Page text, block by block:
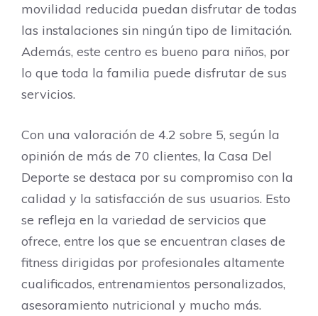
movilidad reducida puedan disfrutar de todas
las instalaciones sin ningún tipo de limitación.
Además, este centro es bueno para niños, por
lo que toda la familia puede disfrutar de sus
servicios.
Con una valoración de 4.2 sobre 5, según la
opinión de más de 70 clientes, la Casa Del
Deporte se destaca por su compromiso con la
calidad y la satisfacción de sus usuarios. Esto
se refleja en la variedad de servicios que
ofrece, entre los que se encuentran clases de
fitness dirigidas por profesionales altamente
cualificados, entrenamientos personalizados,
asesoramiento nutricional y mucho más.